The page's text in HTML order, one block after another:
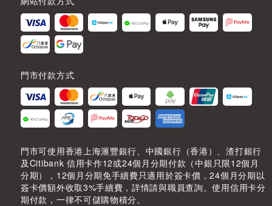
門市付款方式
門市可使用香港上海滙豐銀行、中國銀行（香港）、渣打銀行
及Citibank 信用卡作12或24個月分期付款（中銀只限12個月
分期），12個月分期免手續費只適用於簽卡價，24個月分期以
簽卡價額外收取3%手續費，詳情請與職員查詢。使用信用卡分
期付款，一律不可儲購物積分。